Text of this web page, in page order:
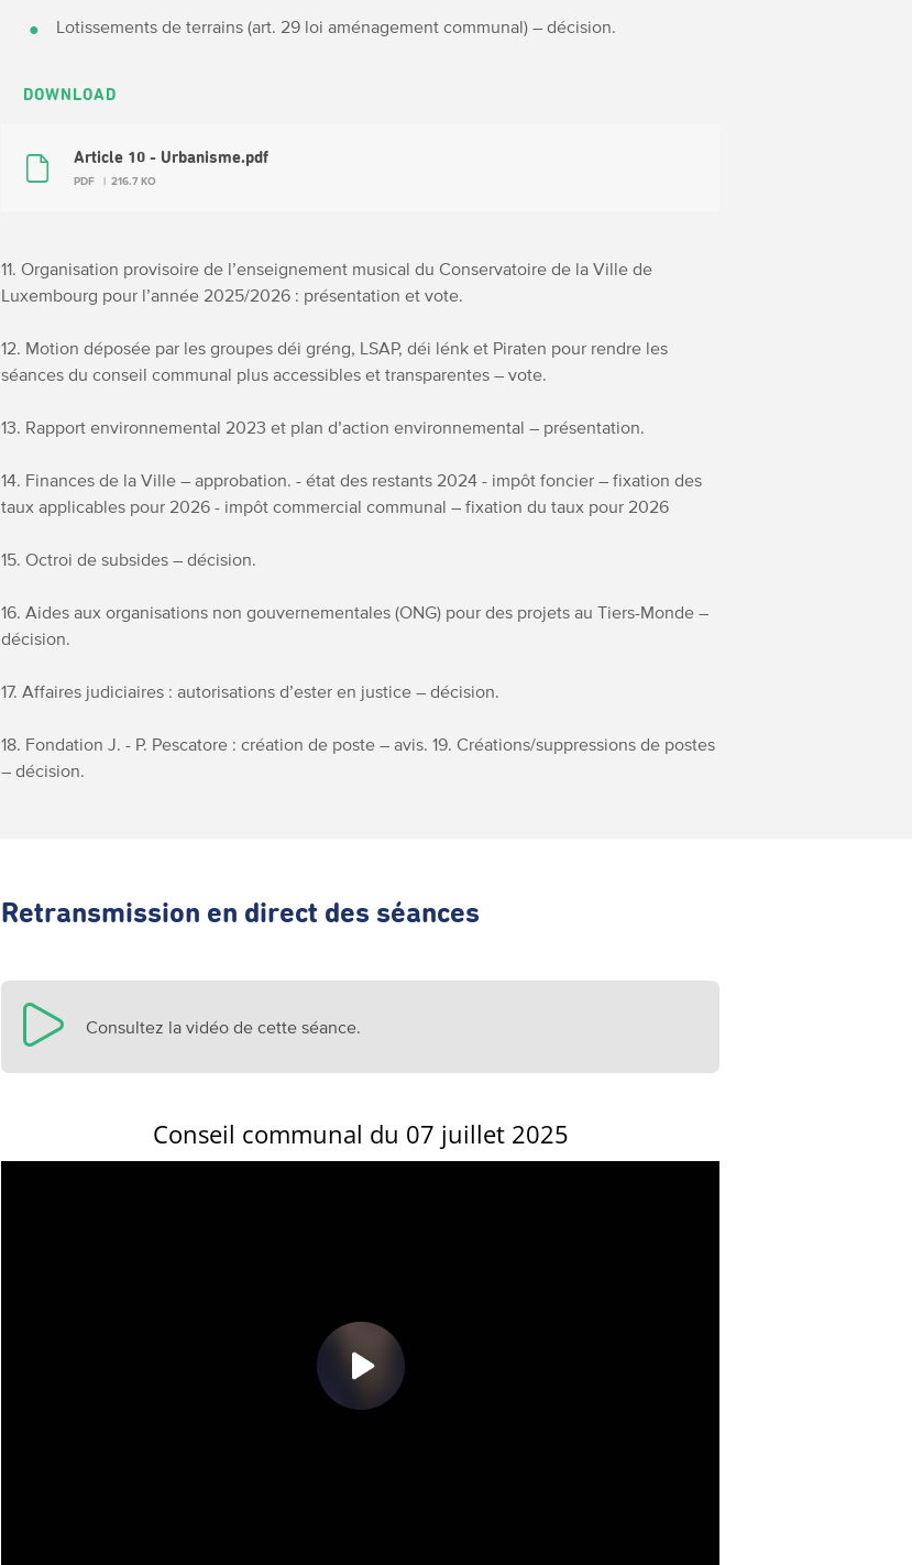
Lotissements de terrains (art. 29 loi aménagement communal) – décision.
DOWNLOAD
Article 10 - Urbanisme.pdf
PDF 216.7 KO
11. Organisation provisoire de l’enseignement musical du Conservatoire de la Ville de
Luxembourg pour l’année 2025/2026 : présentation et vote.
12. Motion déposée par les groupes déi gréng, LSAP, déi lénk et Piraten pour rendre les
séances du conseil communal plus accessibles et transparentes – vote.
13. Rapport environnemental 2023 et plan d’action environnemental – présentation.
14. Finances de la Ville – approbation. - état des restants 2024 - impôt foncier – fixation des
taux applicables pour 2026 - impôt commercial communal – fixation du taux pour 2026
15. Octroi de subsides – décision.
16. Aides aux organisations non gouvernementales (ONG) pour des projets au Tiers-Monde –
décision.
17. Affaires judiciaires : autorisations d’ester en justice – décision.
18. Fondation J. - P. Pescatore : création de poste – avis. 19. Créations/suppressions de postes
– décision.
Retransmission en direct des séances
Consultez la vidéo de cette séance.